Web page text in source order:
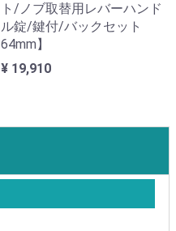
ト/ノブ取替用レバーハンド
ル錠/鍵付/バックセット
64mm】
¥ 19,910